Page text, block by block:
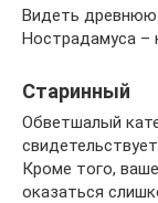
Видеть древнюю
Нострадамуса –
Старинный
Обветшалый
Кроме того,
оказаться